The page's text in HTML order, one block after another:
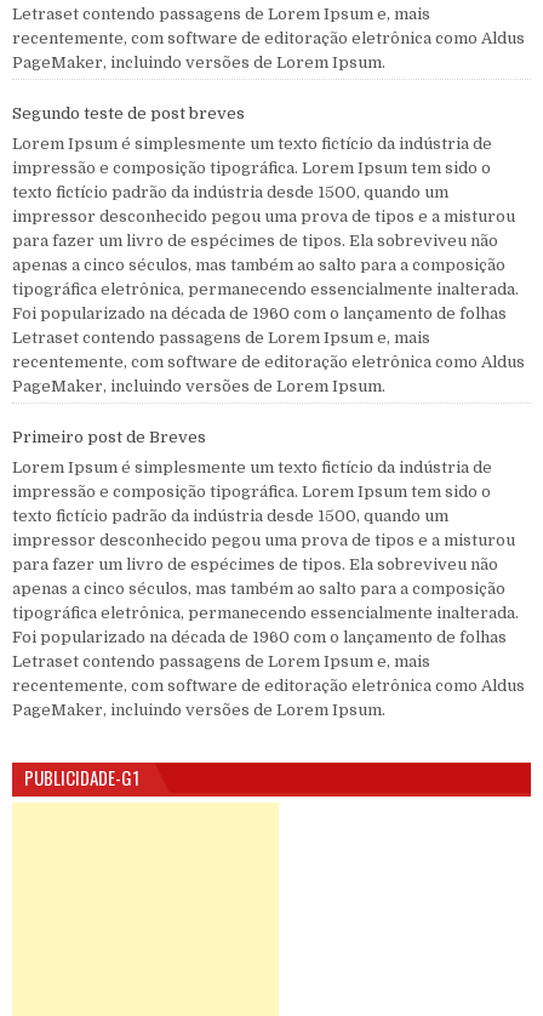
Letraset contendo passagens de Lorem Ipsum e, mais
recentemente, com software de editoração eletrônica como Aldus
PageMaker, incluindo versões de Lorem Ipsum.
Segundo teste de post breves
Lorem Ipsum é simplesmente um texto fictício da indústria de
impressão e composição tipográfica. Lorem Ipsum tem sido o
texto fictício padrão da indústria desde 1500, quando um
impressor desconhecido pegou uma prova de tipos e a misturou
para fazer um livro de espécimes de tipos. Ela sobreviveu não
apenas a cinco séculos, mas também ao salto para a composição
tipográfica eletrônica, permanecendo essencialmente inalterada.
Foi popularizado na década de 1960 com o lançamento de folhas
Letraset contendo passagens de Lorem Ipsum e, mais
recentemente, com software de editoração eletrônica como Aldus
PageMaker, incluindo versões de Lorem Ipsum.
Primeiro post de Breves
Lorem Ipsum é simplesmente um texto fictício da indústria de
impressão e composição tipográfica. Lorem Ipsum tem sido o
texto fictício padrão da indústria desde 1500, quando um
impressor desconhecido pegou uma prova de tipos e a misturou
para fazer um livro de espécimes de tipos. Ela sobreviveu não
apenas a cinco séculos, mas também ao salto para a composição
tipográfica eletrônica, permanecendo essencialmente inalterada.
Foi popularizado na década de 1960 com o lançamento de folhas
Letraset contendo passagens de Lorem Ipsum e, mais
recentemente, com software de editoração eletrônica como Aldus
PageMaker, incluindo versões de Lorem Ipsum.
PUBLICIDADE-G1